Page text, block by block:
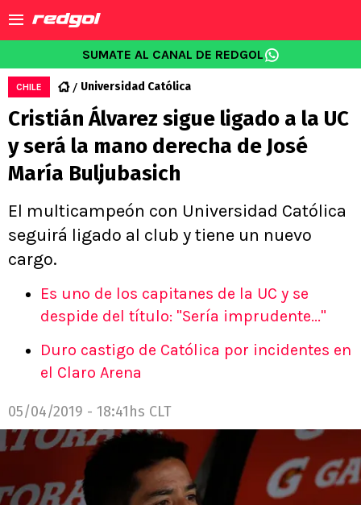
SUMATE AL CANAL DE REDGOL
CHILE Universidad Católica
Cristián Álvarez sigue ligado a la UC
y será la mano derecha de José
María Buljubasich
El multicampeón con Universidad Católica
seguirá ligado al club y tiene un nuevo
cargo.
Es uno de los capitanes de la UC y se
despide del título: "Sería imprudente..."
Duro castigo de Católica por incidentes en
el Claro Arena
05/04/2019 - 18:41hs CLT